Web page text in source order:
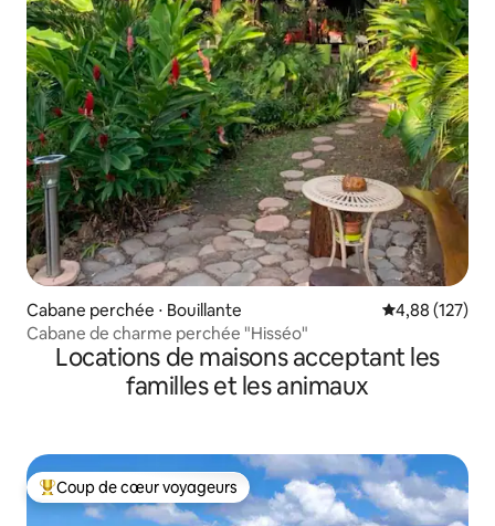
Cabane perchée ⋅ Bouillante Évaluation
4,88 (127)
Cabane de charme perchée "Hisséo"
Locations de maisons acceptant les
familles et les animaux
Coups de cœur voyageurs les plus appréciés
Coup de cœur voyageurs